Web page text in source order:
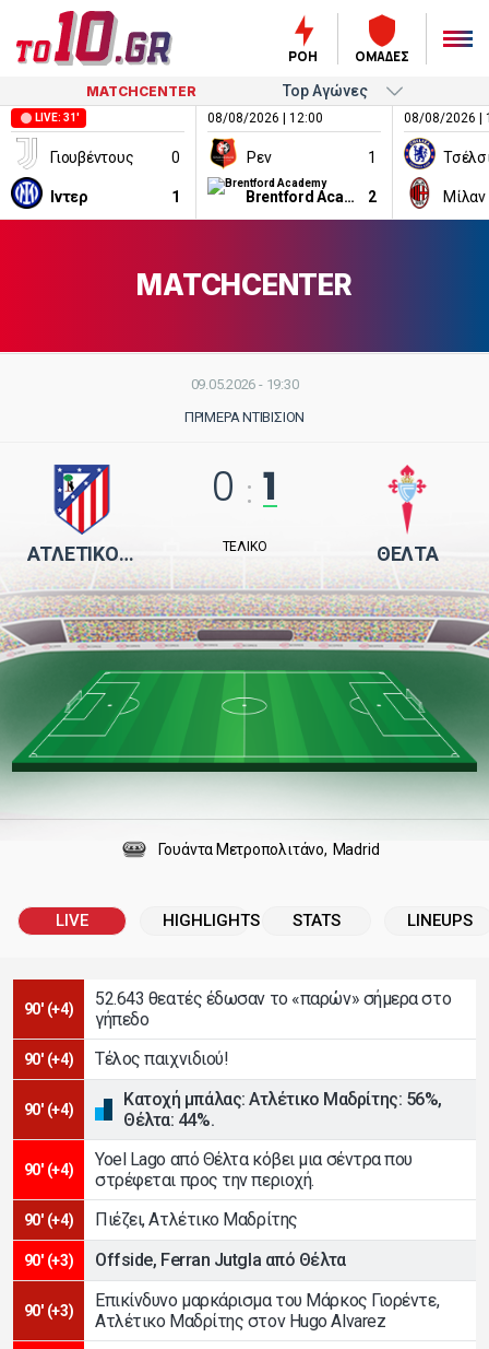
ΡΟΗ ΟΜΑΔΕΣ
MATCHCENTER
08/08/2026 | 12:00
Ρεν 1
Brentford Academy 2
LIVE: 31'
Γιουβέντους 0
Ιντερ 1
08/08/2026 |
Μίλαν
MATCHCENTER
09.05.2026 - 19:30
ΠΡΙΜΈΡΑ ΝΤΙΒΙΣΙΌΝ
ΑΤΛΈΤΙΚΟ ΜΑΔΡΊΤΗΣ
0 : 1
ΤΕΛΙΚΌ ΘΈΛΤΑ
Γουάντα Μετροπολιτάνο Madrid
LIVE HIGHLIGHTS STATS LINEUPS
90' (+4)
52.643 θεατές έδωσαν το «παρών» σήμερα στο
γήπεδο
90' (+4) Τέλος παιχνιδιού!
90' (+4)
Κατοχή μπάλας: Ατλέτικο Μαδρίτης: 56%,
Θέλτα: 44%.
90' (+4)
Yoel Lago από Θέλτα κόβει μια σέντρα που
στρέφεται προς την περιοχή.
90' (+4) Πιέζει, Ατλέτικο Μαδρίτης
90' (+3) Offside, Ferran Jutgla από Θέλτα
90' (+3)
Επικίνδυνο μαρκάρισμα του Μάρκος Γιορέντε,
Ατλέτικο Μαδρίτης στον Hugo Alvarez